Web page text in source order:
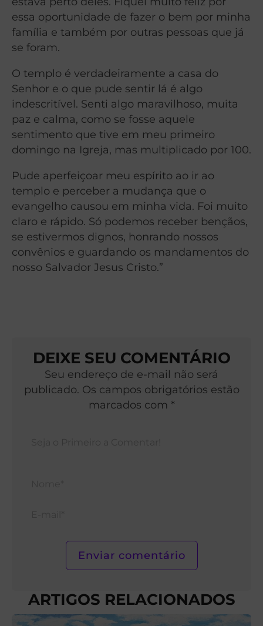
essa oportunidade de fazer o bem por minha
família e também por outras pessoas que já
se foram.
O templo é verdadeiramente a casa do
Senhor e o que pude sentir lá é algo
indescritível. Senti algo maravilhoso, muita
paz e calma, como se fosse aquele
sentimento que tive em meu primeiro
domingo na Igreja, mas multiplicado por 100.
Pude aperfeiçoar meu espírito ao ir ao
templo e perceber a mudança que o
evangelho causou em minha vida. Foi muito
claro e rápido. Só podemos receber bençãos,
se estivermos dignos, honrando nossos
convênios e guardando os mandamentos do
nosso Salvador Jesus Cristo.”
DEIXE SEU COMENTÁRIO
Seu endereço de e-mail não será
publicado. Os campos obrigatórios estão
marcados com *
ARTIGOS RELACIONADOS